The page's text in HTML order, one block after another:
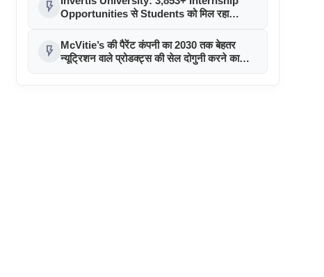
flash_on Opportunities से Students को मिल रहा
flash_on
McVitie’s की पैरेंट कंपनी का 2030 तक बेहतर
न्यूट्रिशन वाले प्रोडक्ट्स की सेल दोगुनी करने का